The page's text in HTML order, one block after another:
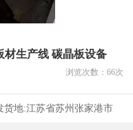
材生产线 碳晶板设备
浏览次数： 66次
货地:江苏省苏州张家港市